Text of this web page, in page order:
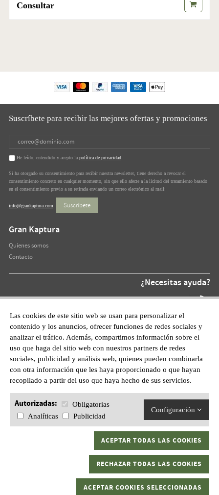
Las cookies de este sitio web se usan para personalizar el
contenido y los anuncios, ofrecer funciones de redes sociales y
analizar el tráfico. Además, compartimos información sobre el
uso que haga del sitio web con nuestros partners de redes
sociales, publicidad y análisis web, quienes pueden combinarla
con otra información que les haya proporcionado o que hayan
recopilado a partir del uso que haya hecho de sus servicios.
Autorizadas:
Obligatorias
Analíticas
Publicidad
Configuración
ACEPTAR TODAS LAS COOKIES
RECHAZAR TODAS LAS COOKIES
ACEPTAR COOKIES SELECCIONADAS
Consultar
Suscríbete para recibir las mejores ofertas y promociones
He leído, entendido y acepto la política de privacidad
Si ha otorgado su consentimiento para recibir nuestra newsletter, tiene derecho a revocar el
consentimiento concreto en cualquier momento, sin que ello afecte a la licitud del tratamiento basado
en el consentimiento previo a su retirada enviando un correo electrónico al mail:
info@grankaptura.com Suscríbete
Gran Kaptura
Quienes somos
Contacto
¿Necesitas ayuda?
Teléfono At.
872 220 055
WhatsApp:
601628210
Gran Kaptura, S.L.U C/ Sant Pau, 1 17600 Figueres, Girona.
Todos los derechos reservados Aviso legal|Política de privacidad